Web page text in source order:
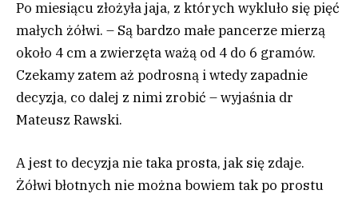
Po miesiącu złożyła jaja, z których wykluło się pięć
małych żółwi. – Są bardzo małe pancerze mierzą
około 4 cm a zwierzęta ważą od 4 do 6 gramów.
Czekamy zatem aż podrosną i wtedy zapadnie
decyzja, co dalej z nimi zrobić – wyjaśnia dr
Mateusz Rawski.
A jest to decyzja nie taka prosta, jak się zdaje.
Żółwi błotnych nie można bowiem tak po prostu